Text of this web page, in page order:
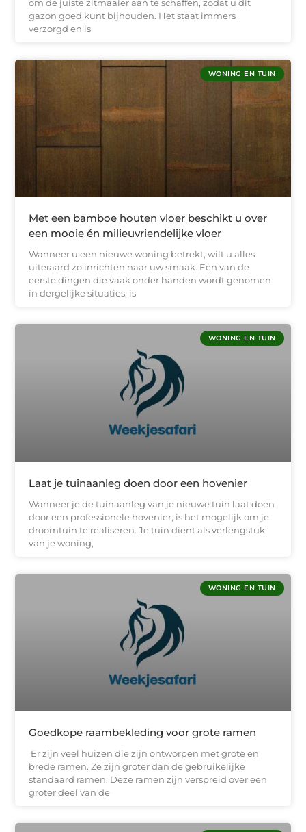
om de juiste zitmaaier aan te schaffen, zodat u dit
gazon goed kunt bijhouden. Het staat immers
verzorgd en is
WONING EN TUIN
Met een bamboe houten vloer beschikt u over
een mooie én milieuvriendelijke vloer
Wanneer u een nieuwe woning betrekt, wilt u alles
uiteraard zo inrichten naar uw smaak. Een van de
eerste dingen die vaak onder handen wordt genomen
in dergelijke situaties, is
WONING EN TUIN
Laat je tuinaanleg doen door een hovenier
Wanneer je de tuinaanleg van je nieuwe tuin laat doen
door een professionele hovenier, is het mogelijk om je
droomtuin te realiseren. Je tuin dient als verlengstuk
van je woning,
WONING EN TUIN
Goedkope raambekleding voor grote ramen
Er zijn veel huizen die zijn ontworpen met grote en
brede ramen. Ze zijn groter dan de gebruikelijke
standaard ramen. Deze ramen zijn verspreid over een
groter deel van de